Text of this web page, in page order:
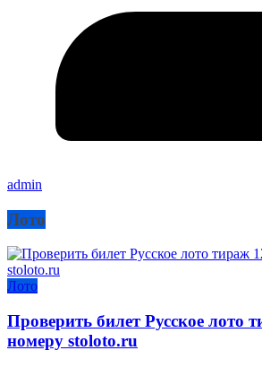
admin
Лото
Лото
Проверить билет Русское лото
номеру stoloto.ru